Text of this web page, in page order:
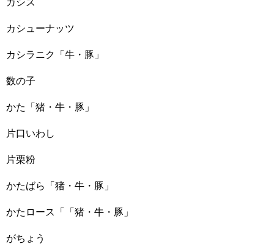
カシス
カシューナッツ
カシラニク「牛・豚」
数の子
かた「猪・牛・豚」
片口いわし
片栗粉
かたばら「猪・牛・豚」
かたロース「「猪・牛・豚」
がちょう